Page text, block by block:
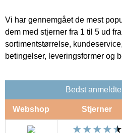
Vi har gennemgået de mest
dem med stjerner fra 1 til 5 ud
sortimentstørrelse,
betingelser, leveringsformer og
Bedst
Webshop Stjerner